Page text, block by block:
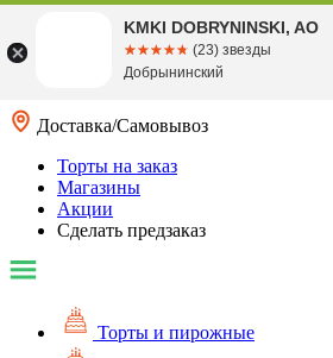
Доставка/Самовывоз
Торты на заказ
Магазины
Акции
Сделать предзаказ
Торты и пирожные
KMKI DOBRYNINSKI, AO
☆☆☆☆☆
★★★★★ (23) звезды
Добрынинский